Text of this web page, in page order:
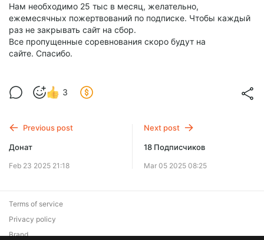
Нам необходимо 25 тыс в месяц, желательно,
ежемесячных пожертвований по подписке. Чтобы каждый
раз не закрывать сайт на сбор.
Все пропущенные соревнования скоро будут на
сайте. Спасибо.
3
Previous post
Донат
Feb 23 2025 21:18
Next post
18 Подписчиков
Mar 05 2025 08:25
Terms of service
Privacy policy
Brand